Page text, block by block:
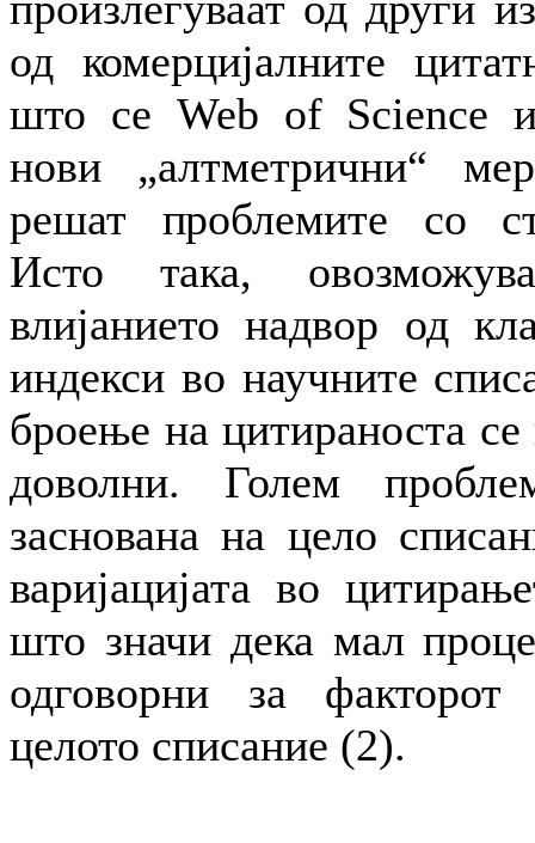
од комерцијалните
што се Web of Science
нови „алтметрични“
решат проблемите со
Исто така,
влијанието надвор од
индекси во научните
броење на цитираноста
доволни. Голем
заснована на цело
варијацијата во
што значи дека мал
одговорни за
целото списание (2).